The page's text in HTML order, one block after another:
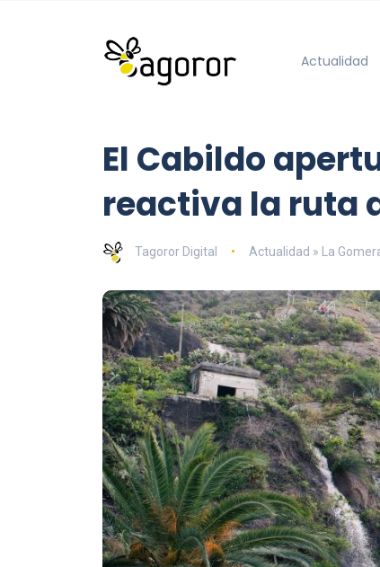
Actualidad
El Cabildo
reactiva la ruta
Tagoror Digital Actualidad » La